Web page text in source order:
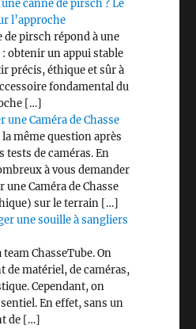
canne de pirsch ? Le
l’approche
de pirsch répond à une
obtenir un appui stable
précis, éthique et sûr à
fondamental du
[…]
Caméra de Chasse
même question après
tests de caméras. En
à vous demander
Caméra de Chasse
sur le terrain […]
une souille à sangliers
ChasseTube. On
de matériel, de caméras,
Cependant, on
En effet, sans un
de […]